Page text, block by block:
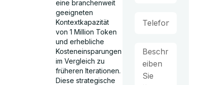
eine branchenweit
geeigneten
Kontextkapazität
von 1 Million Token
und erhebliche
Kosteneinsparungen
im Vergleich zu
früheren Iterationen.
Diese strategische